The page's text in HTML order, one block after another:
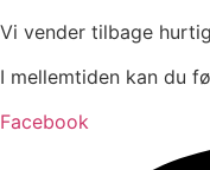
Vi vender tilbage
I mellemtiden kan du
Facebook